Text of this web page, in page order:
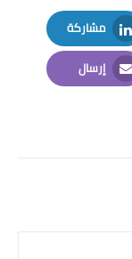
مشاركة
LinkedIn
إرسال
Email